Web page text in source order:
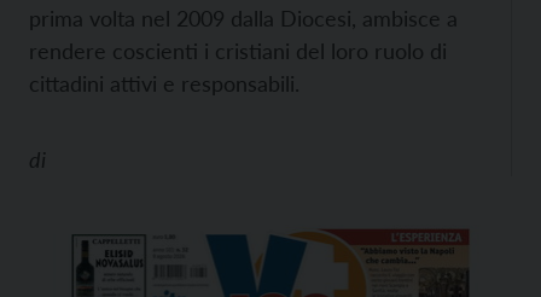
prima volta nel 2009 dalla Diocesi, ambisce a
rendere coscienti i cristiani del loro ruolo di
cittadini attivi e responsabili.
di